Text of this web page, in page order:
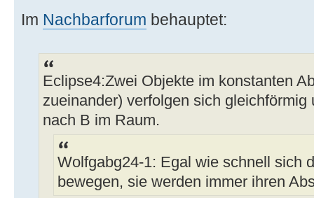
Im Nachbarforum behauptet:
Eclipse4:Zwei Objekte im konstanten
zueinander) verfolgen sich
nach B im Raum.
Wolfgabg24-1: Egal wie schnell sich
bewegen, sie werden immer ihren